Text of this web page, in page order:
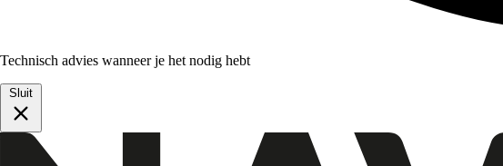
Technisch advies wanneer je het nodig hebt
Sluit